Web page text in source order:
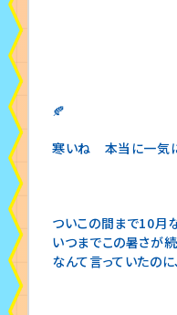
🍂
寒いね 本当に一気
ついこの間まで10月
いつまでこの暑さが
なんて言っていたのに